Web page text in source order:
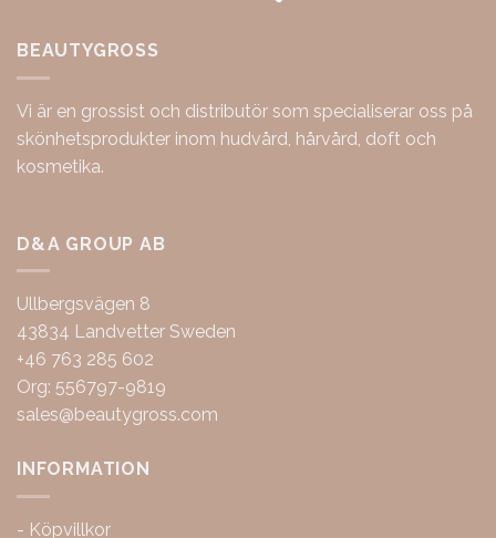
BEAUTYGROSS
Vi är en grossist och distributör som specialiserar oss på
skönhetsprodukter inom hudvård, hårvård, doft och
kosmetika.
D&A GROUP AB
Ullbergsvägen 8
43834 Landvetter Sweden
+46 763 285 602
Org: 556797-9819
sales@beautygross.com
INFORMATION
- Köpvillkor